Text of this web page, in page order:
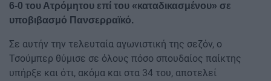
6-0 του Ατρόμητου επί του «καταδικασμένου» σε
υποβιβασμό Πανσερραϊκό.
Σε αυτήν την τελευταία αγωνιστική της σεζόν, ο
Τσούμπερ θύμισε σε όλους πόσο σπουδαίος παίκτης
υπήρξε και ότι, ακόμα και στα 34 του, αποτελεί